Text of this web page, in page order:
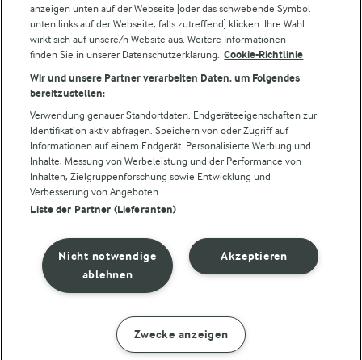
Folge uns!
© Arla Foods amba 2026
Cookie Wahl wieder öffnen
Datenschutzbestimmungen
Nutzerbedingungen
Impressum
anzeigen unten auf der Webseite [oder das schwebende Symbol
unten links auf der Webseite, falls zutreffend] klicken. Ihre Wahl
wirkt sich auf unsere/n Website aus. Weitere Informationen
finden Sie in unserer Datenschutzerklärung. Cookie-Richtlinie
Wir und unsere Partner verarbeiten Daten, um Folgendes
bereitzustellen:
Verwendung genauer Standortdaten. Endgeräteeigenschaften zur
Identifikation aktiv abfragen. Speichern von oder Zugriff auf
Informationen auf einem Endgerät. Personalisierte Werbung und
Inhalte, Messung von Werbeleistung und der Performance von
Inhalten, Zielgruppenforschung sowie Entwicklung und
Verbesserung von Angeboten.
Liste der Partner (Lieferanten)
Akzeptieren
Nicht notwendige
ablehnen
Zwecke anzeigen